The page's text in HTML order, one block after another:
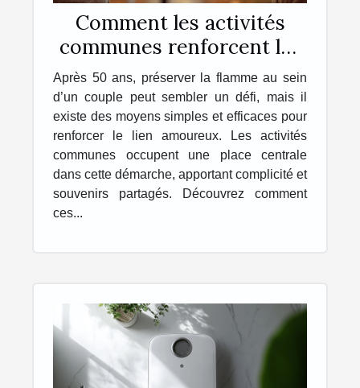
Comment les activités
communes renforcent les
liens amoureux après 50
ans ?
Après 50 ans, préserver la flamme au sein
d’un couple peut sembler un défi, mais il
existe des moyens simples et efficaces pour
renforcer le lien amoureux. Les activités
communes occupent une place centrale
dans cette démarche, apportant complicité et
souvenirs partagés. Découvrez comment
ces...